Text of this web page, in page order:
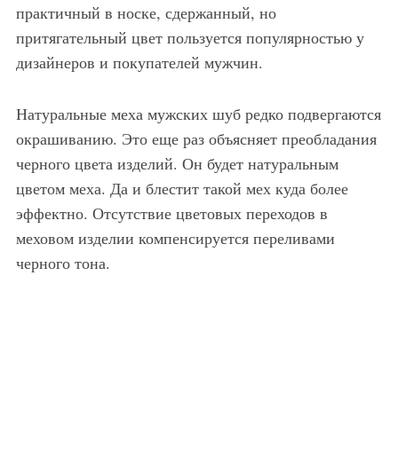
практичный в носке, сдержанный, но
притягательный цвет пользуется популярностью у
дизайнеров и покупателей мужчин.
Натуральные меха мужских шуб редко подвергаются
окрашиванию. Это еще раз объясняет преобладания
черного цвета изделий. Он будет натуральным
цветом меха. Да и блестит такой мех куда более
эффектно. Отсутствие цветовых переходов в
меховом изделии компенсируется переливами
черного тона.